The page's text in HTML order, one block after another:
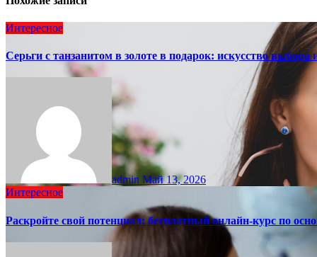
Интересное
Серьги с танзанитом в золоте в подарок: искусство выбора
admin Май 13, 2026
Интересное
Раскройте свой потенциал: бесплатный онлайн-курс по